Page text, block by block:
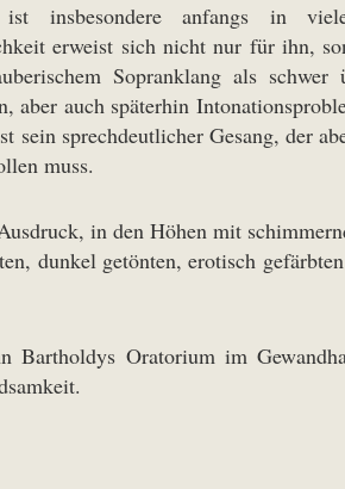
insbesondere anfangs in
erweist sich nicht nur für ihn,
Sopranklang als schwer
aber auch späterhin
sein sprechdeutlicher Gesang, der
muss.
in den Höhen mit
dunkel getönten, erotisch
Oratorium im